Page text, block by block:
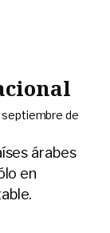
septiembre de
árabes
en